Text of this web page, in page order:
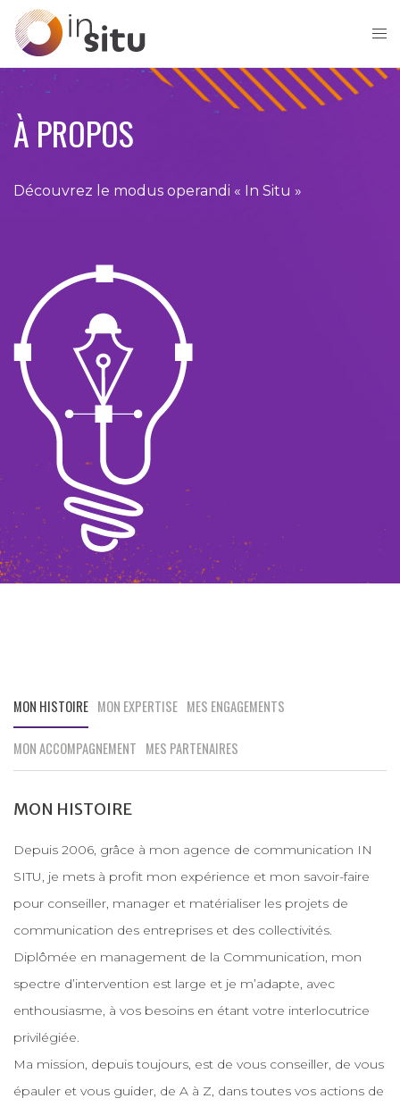
À PROPOS
Découvrez le modus operandi « In Situ »
MON HISTOIRE MON EXPERTISE MES ENGAGEMENTS
MON ACCOMPAGNEMENT MES PARTENAIRES
MON HISTOIRE
Depuis 2006, grâce à mon agence de communication IN
SITU, je mets à profit mon expérience et mon savoir-faire
pour conseiller, manager et matérialiser les projets de
communication des entreprises et des collectivités.
Diplômée en management de la Communication, mon
spectre d’intervention est large et je m’adapte, avec
enthousiasme, à vos besoins en étant votre interlocutrice
privilégiée.
Ma mission, depuis toujours, est de vous conseiller, de vous
épauler et vous guider, de A à Z, dans toutes vos actions de